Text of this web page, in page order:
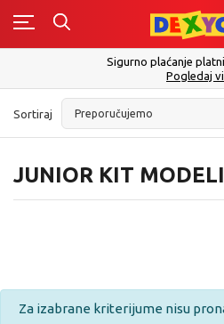
Sigurno plaćanje
Pogledaj
JUNIOR KIT MODELI
Sortiraj
Za izabrane kriterijume nisu